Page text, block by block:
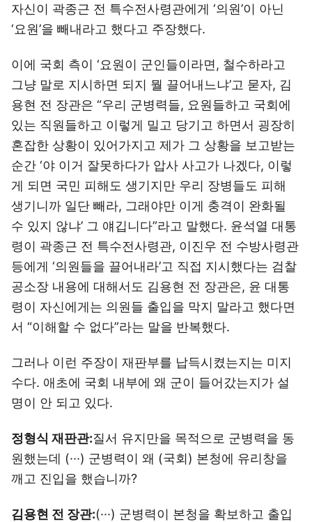
자신이 곽종근 전 특수전사령관에게 ‘의원’이 아닌
‘요원’을 빼내라고 했다고 주장했다.
이에 국회 측이 ‘요원이 군인들이라면, 철수하라고
그냥 말로 지시하면 되지 뭘 끌어내느냐’고 묻자, 김
용현 전 장관은 “우리 군병력들, 요원들하고 국회에
있는 직원들하고 이렇게 밀고 당기고 하면서 굉장히
혼잡한 상황이 있어가지고 제가 그 상황을 보고받는
순간 ‘야 이거 잘못하다가 압사 사고가 나겠다, 이렇
게 되면 국민 피해도 생기지만 우리 장병들도 피해
생기니까 일단 빼라, 그래야만 이게 충격이 완화될
수 있지 않냐’ 그 얘깁니다”라고 말했다. 윤석열 대통
령이 곽종근 전 특수전사령관, 이진우 전 수방사령관
등에게 ‘의원들을 끌어내라’고 직접 지시했다는 검찰
공소장 내용에 대해서도 김용현 전 장관은, 윤 대통
령이 자신에게는 의원들 출입을 막지 말라고 했다면
서 “이해할 수 없다”라는 말을 반복했다.
그러나 이런 주장이 재판부를 납득시켰는지는 미지
수다. 애초에 국회 내부에 왜 군이 들어갔는지가 설
명이 안 되고 있다.
정형식 재판관:질서 유지만을 목적으로 군병력을 동
원했는데 (···) 군병력이 왜 (국회) 본청에 유리창을
깨고 진입을 했습니까?
김용현 전 장관:(···) 군병력이 본청을 확보하고 출입